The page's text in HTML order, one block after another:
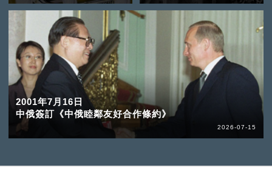
2001年7月16日
中俄簽訂《中俄睦鄰友好合作條約》
2026-07-15